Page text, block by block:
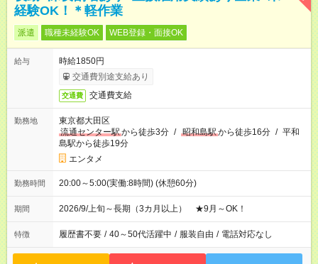
経験OK！＊軽作業
派遣 職種未経験OK WEB登録・面接OK
給与
時給1850円
交通費別途支給あり
交通費 交通費支給
勤務地
東京都大田区
流通センター駅から徒歩3分 / 昭和島駅から徒歩16分 / 平和
島駅から徒歩19分
エンタメ
勤務時間 20:00～5:00(実働:8時間) (休憩60分)
期間 2026/9/上旬～長期（3カ月以上） ★9月～OK！
特徴 履歴書不要 / 40～50代活躍中 / 服装自由 / 電話対応なし